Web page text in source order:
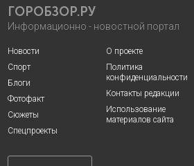
ГОРОБЗОР.РУ
Информационно - новостной портал
Новости
Спорт
Блоги
Фотофакт
Сюжеты
Спецпроекты
О проекте
Политика
конфиденциальности
Контакты редакции
Использование
материалов сайта